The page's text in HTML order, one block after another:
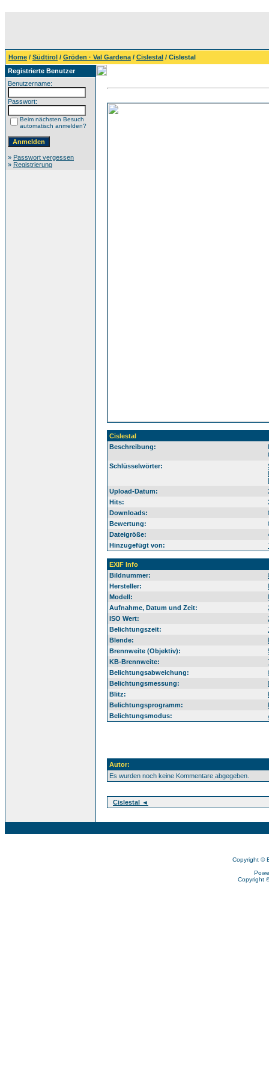
Home / Südtirol / Gröden · Val Gardena / Cislestal / Cislestal
Registrierte Benutzer
Benutzername:
Passwort:
Beim nächsten Besuch
automatisch anmelden?
» Passwort vergessen
» Registrierung
Cislestal
Beschreibung:
Schlüsselwörter:
Upload-Datum:
Hits:
Downloads:
Bewertung:
Dateigröße:
Hinzugefügt von:
EXIF Info
Bildnummer:
Hersteller:
Modell:
Aufnahme, Datum und Zeit:
ISO Wert:
Belichtungszeit:
Blende:
Brennweite (Objektiv):
KB-Brennweite:
Belichtungsabweichung:
Belichtungsmessung:
Blitz:
Belichtungsprogramm:
Belichtungsmodus:
Autor:
Es wurden noch keine Kommentare abgegeben.
Cislestal ◄
Copyright ©
Copyright